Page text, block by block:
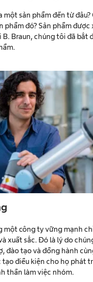
một sản phẩm đến từ
phẩm đó? Sản phẩm được
B. Braun, chúng tôi đã bắt
một công ty vững mạnh
xuất sắc. Đó là lý do
đào tạo và đồng hành
tạo điều kiện cho họ phát
thần làm việc nhóm.